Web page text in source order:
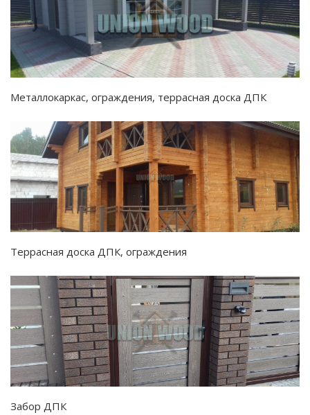
Металлокаркас, ограждения, террасная доска ДПК
Террасная доска ДПК, ограждения
Забор ДПК